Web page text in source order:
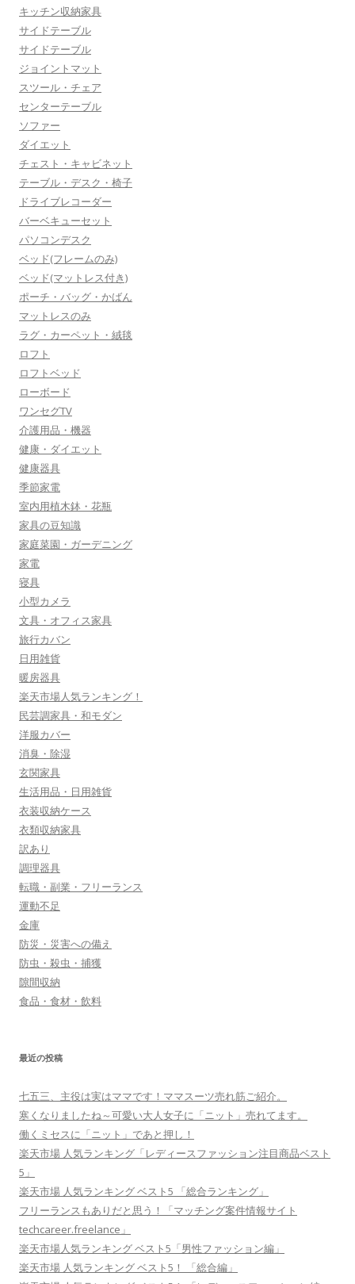
キッチン収納家具
サイドテーブル
サイドテーブル
ジョイントマット
スツール・チェア
センターテーブル
ソファー
ダイエット
チェスト・キャビネット
テーブル・デスク・椅子
ドライブレコーダー
バーベキューセット
パソコンデスク
ベッド(フレームのみ)
ベッド(マットレス付き)
ポーチ・バッグ・かばん
マットレスのみ
ラグ・カーペット・絨毯
ロフト
ロフトベッド
ローボード
ワンセグTV
介護用品・機器
健康・ダイエット
健康器具
季節家電
室内用植木鉢・花瓶
家具の豆知識
家庭菜園・ガーデニング
家電
寝具
小型カメラ
文具・オフィス家具
旅行カバン
日用雑貨
暖房器具
楽天市場人気ランキング！
民芸調家具・和モダン
洋服カバー
消臭・除湿
玄関家具
生活用品・日用雑貨
衣装収納ケース
衣類収納家具
訳あり
調理器具
転職・副業・フリーランス
運動不足
金庫
防災・災害への備え
防虫・殺虫・捕獲
隙間収納
食品・食材・飲料
最近の投稿
七五三、主役は実はママです！ママスーツ売れ筋ご紹介。
寒くなりましたね～可愛い大人女子に「ニット」売れてます。
働くミセスに「ニット」であと押し！
楽天市場 人気ランキング「レディースファッション注目商品ベスト
5」
楽天市場 人気ランキング ベスト5 「総合ランキング」
フリーランスもありだと思う！「マッチング案件情報サイト
techcareer.freelance」
楽天市場人気ランキング ベスト5「男性ファッション編」
楽天市場 人気ランキング ベスト5！ 「総合編」